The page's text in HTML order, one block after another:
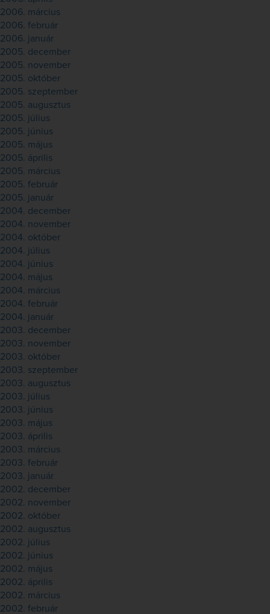
2006. március
2006. február
2006. január
2005. december
2005. november
2005. október
2005. szeptember
2005. augusztus
2005. július
2005. június
2005. május
2005. április
2005. március
2005. február
2005. január
2004. december
2004. november
2004. október
2004. július
2004. június
2004. május
2004. március
2004. február
2004. január
2003. december
2003. november
2003. október
2003. szeptember
2003. augusztus
2003. július
2003. június
2003. május
2003. április
2003. március
2003. február
2003. január
2002. december
2002. november
2002. október
2002. augusztus
2002. július
2002. június
2002. május
2002. április
2002. március
2002. február